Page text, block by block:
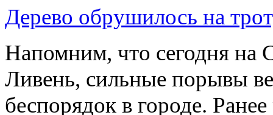
Дерево обрушилось на
Напомним, что сегодня на
Ливень, сильные порывы
беспорядок в городе.